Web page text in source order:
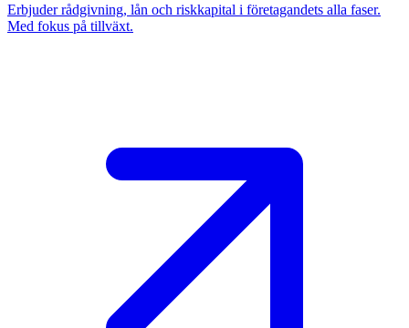
Erbjuder rådgivning, lån och riskkapital i företagandets alla faser.
Med fokus på tillväxt.